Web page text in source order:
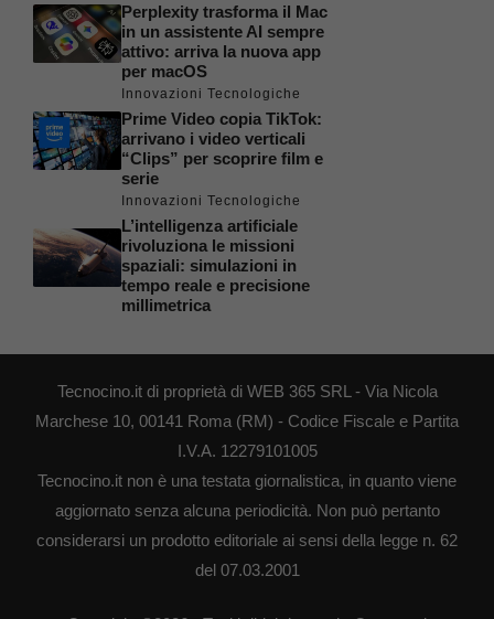
Perplexity trasforma il Mac
in un assistente AI sempre
attivo: arriva la nuova app
per macOS
Innovazioni Tecnologiche
Prime Video copia TikTok:
arrivano i video verticali
“Clips” per scoprire film e
serie
Innovazioni Tecnologiche
L’intelligenza artificiale
rivoluziona le missioni
spaziali: simulazioni in
tempo reale e precisione
millimetrica
Tecnocino.it di proprietà di WEB 365 SRL - Via Nicola
Marchese 10, 00141 Roma (RM) - Codice Fiscale e Partita
I.V.A. 12279101005
Tecnocino.it non è una testata giornalistica, in quanto viene
aggiornato senza alcuna periodicità. Non può pertanto
considerarsi un prodotto editoriale ai sensi della legge n. 62
del 07.03.2001